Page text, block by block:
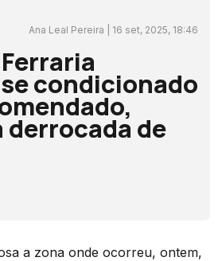
Ana Leal Pereira | 16 set, 2025, 18:46
condicionado
derrocada de
a zona onde ocorreu, ontem,